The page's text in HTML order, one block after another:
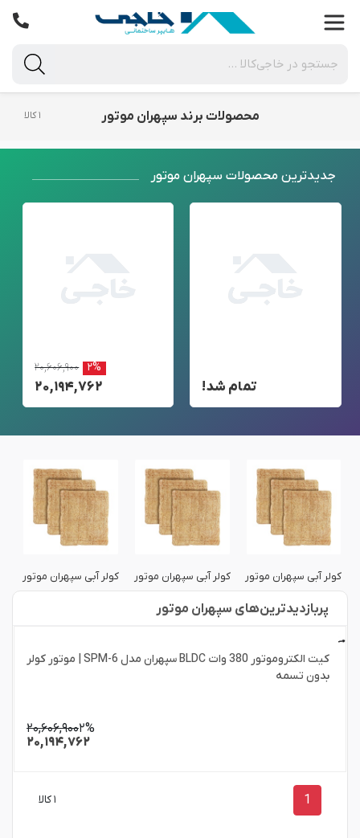
محصولات برند سپهران موتور ۱ کالا
جدید‌ترین محصولات سپهران موتور
تمام شد!
۲۰,۶۰۶,۹۰۰ ۲%
۲۰,۱۹۴,۷۶۲
کولر آبی سپهران موتور کولر آبی سپهران موتور کولر آبی سپهران موتور
پربازدید‌ترین‌های سپهران موتور
کیت الکتروموتور 380 وات BLDC سپهران مدل SPM-6 | موتور کولر
بدون تسمه
۲۰,۶۰۶,۹۰۰۲%
۲۰,۱۹۴,۷۶۲
1 ۱ کالا